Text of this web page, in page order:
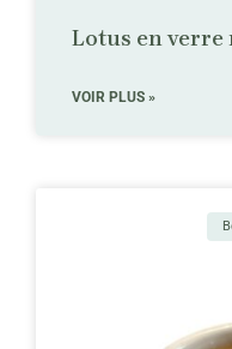
Lotus en verre
VOIR PLUS »